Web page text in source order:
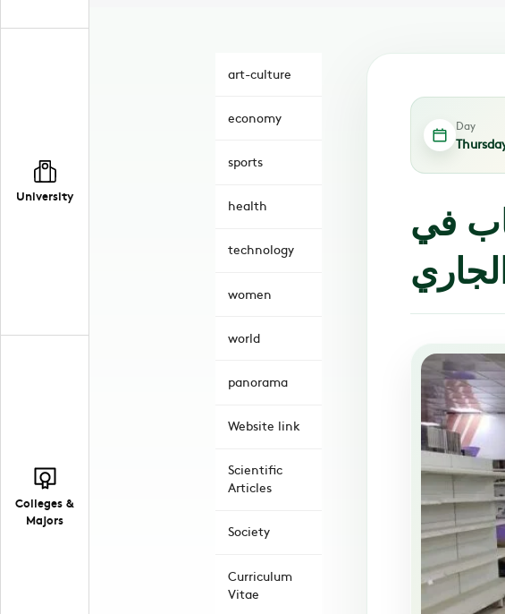
University
Colleges &
Majors
art-culture
economy
sports
health
technology
women
world
panorama
Website link
Scientific
Articles
Society
Curriculum
Vitae
Day
في